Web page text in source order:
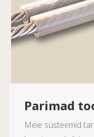
Parimad
Meie süsteemid